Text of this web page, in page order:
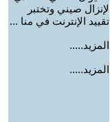
لإنزال صيني وتختبر
تقييد الإنترنت في منا ...
المزيد.....
المزيد.....